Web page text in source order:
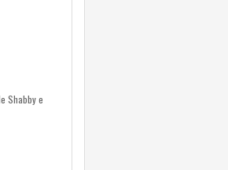
Shabby e